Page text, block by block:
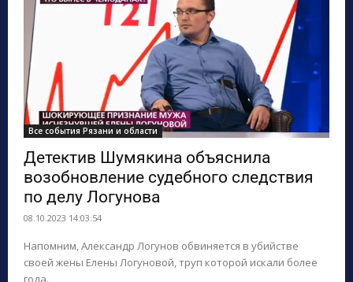
Все события Рязани и области
Детектив Шумякина объяснила
возобновление судебного следствия
по делу Логунова
08.10.2023 14:03:54
Напомним, Александр Логунов обвиняется в убийстве
своей жены Елены Логуновой, труп которой искали более
года.